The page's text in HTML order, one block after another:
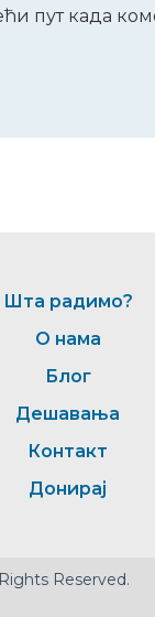
пут када
Шта радимо?
О нама
Блог
Дешавања
Контакт
Донирај
Reserved.